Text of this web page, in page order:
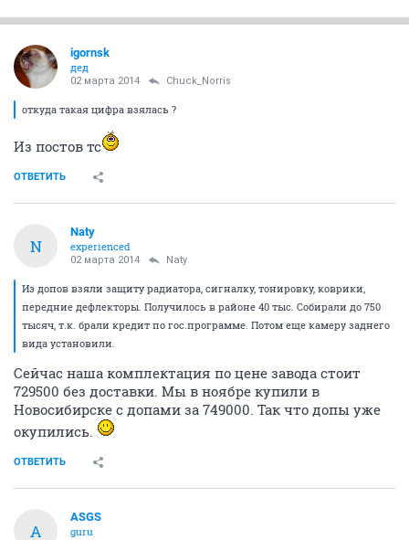
igornsk
дед
02 марта 2014 Chuck_Norris
откуда такая цифра взялась ?
Из постов тс
ОТВЕТИТЬ
N
Naty
experienced
02 марта 2014 Naty
Из допов взяли защиту радиатора, сигналку, тонировку, коврики,
передние дефлекторы. Получилось в районе 40 тыс. Собирали до 750
тысяч, т.к. брали кредит по гос.программе. Потом еще камеру заднего
вида установили.
Сейчас наша комплектация по цене завода стоит
729500 без доставки. Мы в ноябре купили в
Новосибирске с допами за 749000. Так что допы уже
окупились.
ОТВЕТИТЬ
A
ASGS
guru